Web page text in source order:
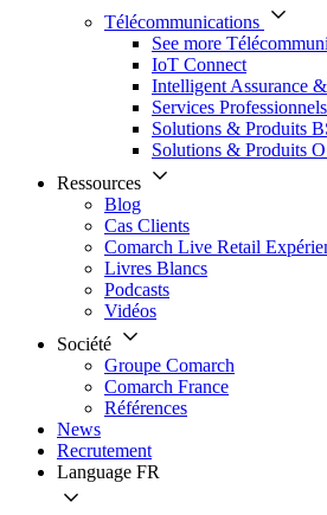
Télécommunications
See more
IoT Connect
Intelligent Assurance
Services Professionnels
Solutions & Produits
Solutions & Produits
Ressources
Blog
Cas Clients
Comarch Live Retail
Livres Blancs
Podcasts
Vidéos
Société
Groupe Comarch
Comarch France
Références
News
Recrutement
Language FR